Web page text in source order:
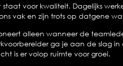
voor kwaliteit. Dagelijks
vak en zijn trots op datgene
alleen wanneer de
ga je aan de slag in
is er volop ruimte voor groei.